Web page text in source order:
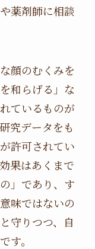
薬剤師に相談
顔のむくみを
和らげる」な
ているものが
究データをも
許可されてい
果はあくまで
」であり、す
味ではないの
守りつつ、自
す。